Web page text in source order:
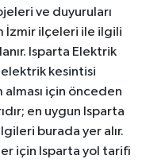
ve duyuruları
İzmir ilçeleri ile ilgili
Isparta Elektrik
kesintisi
alması için önceden
en uygun Isparta
burada yer alır.
için Isparta yol tarifi